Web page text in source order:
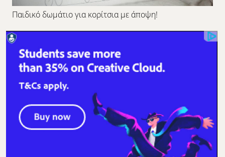
Παιδικό δωμάτιο για κορίτσια με άποψη!